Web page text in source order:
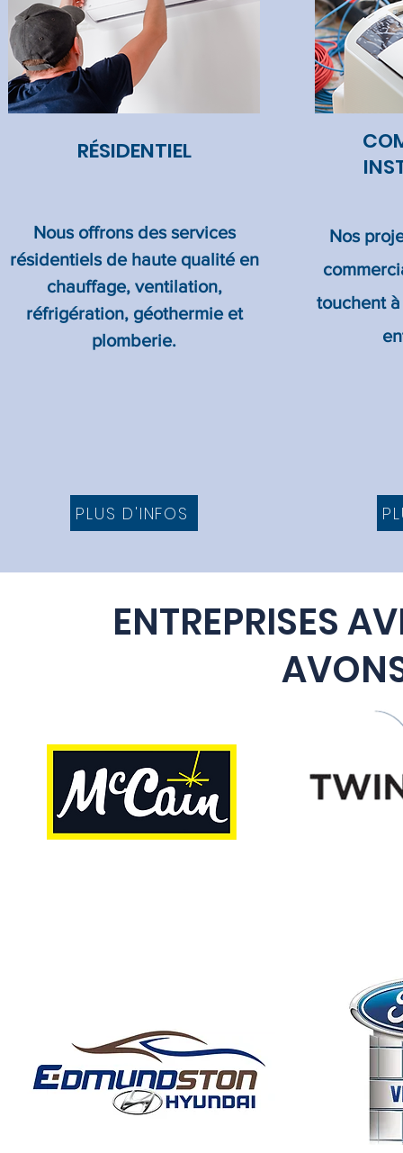
RÉSIDENTIEL
Nous offrons des services
résidentiels de haute qualité en
chauffage, ventilation,
réfrigération, géothermie et
plomberie.
PLUS D'INFOS
Nos
touchent
ENTREPRISES